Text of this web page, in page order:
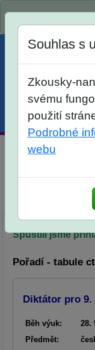
Menu
Souhlas s
Zkousky-
svému
použití
Podrobné
webu
Spustili jsme
Diktátor pro
Běh výuk:
28.
Předmět:
Pořadí - tabule